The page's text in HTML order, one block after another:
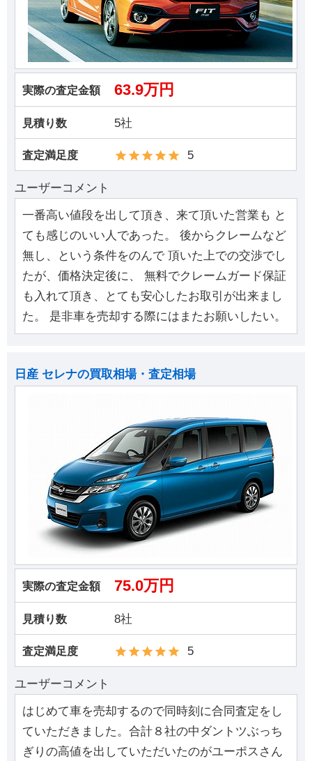
実際の査定金額 63.9万円
見積り数 5社
査定満足度 5
ユーザーコメント
一番高い値段を出して頂き、来て頂いた営業も と
ても感じのいい人であった。 後からクレームなど
無し、という条件をのんで 頂いた上での交渉でし
たが、価格決定後に、 無料でクレームガード保証
も入れて頂き、とても安心したお取引が出来まし
た。 是非車を売却する際にはまたお願いしたい。
日産 セレナの買取相場・査定相場
実際の査定金額 75.0万円
見積り数 8社
査定満足度 5
ユーザーコメント
はじめて車を売却するので同時刻に合同査定をし
ていただきました。合計８社の中ダントツぶっち
ぎりの高値を出していただいたのがユーポスさん